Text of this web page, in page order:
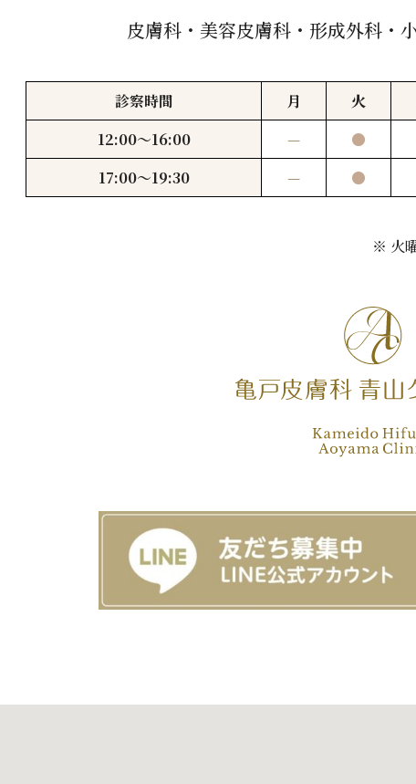
皮膚科・美容皮膚科・形成外科・
診察時間 月 火
12:00〜16:00
— ●
17:00〜19:30
— ●
※ 火